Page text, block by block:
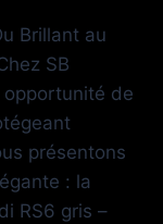
Brillant au
SB
opportunité de
présentons
: la
RS6 gris –